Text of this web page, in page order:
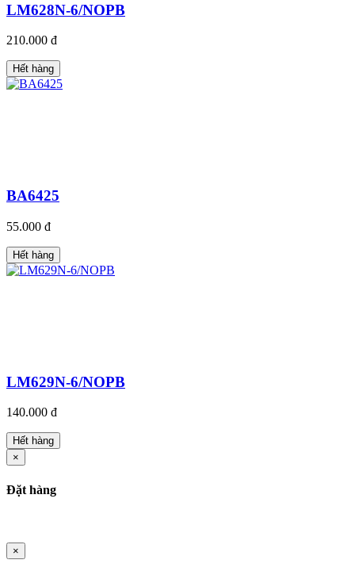
LM628N-6/NOPB
210.000 đ
Hết hàng
BA6425
55.000 đ
Hết hàng
LM629N-6/NOPB
140.000 đ
Hết hàng
×
Đặt hàng
×